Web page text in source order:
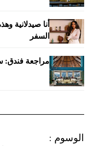
السفر
مراجعة فندق:
الوسوم :